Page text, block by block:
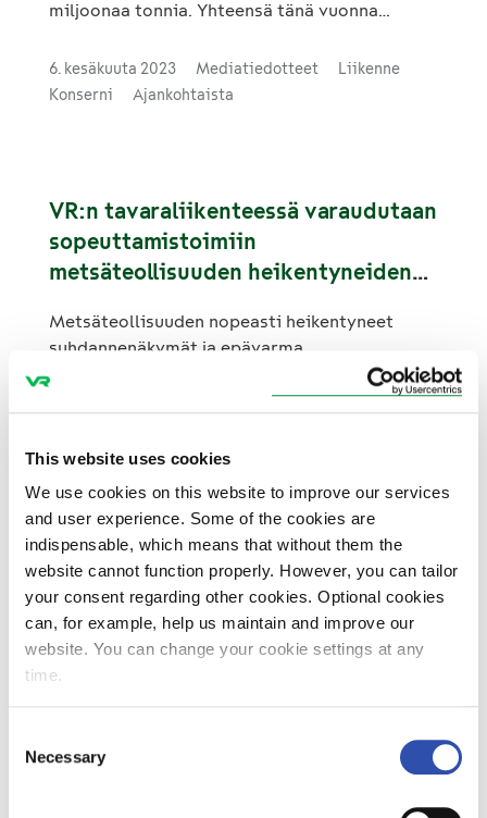
This website uses cookies
We use cookies on this website to improve our services
and user experience. Some of the cookies are
indispensable, which means that without them the
website cannot function properly. However, you can tailor
your consent regarding other cookies. Optional cookies
can, for example, help us maintain and improve our
website. You can change your cookie settings at any
time.
Selection
Necessary
miljoonaa tonnia. Yhteensä tänä vuonna
miljoonaa kotimaan kaukoliikenteen matkaa ja
tavaraa kuljetettu rautateitse 10,1 miljoonaa
6. kesäkuuta 2023 Mediatiedotteet
Liikenne
Konserni
Ajankohtaista
VR:n tavaraliikenteessä varaudutaan
sopeuttamistoimiin
metsäteollisuuden heikentyneiden
Metsäteollisuuden nopeasti heikentyneet
suhdannenäkymät ja epävarma
markkinatilanne vaikuttavat negatiivisesti
VR:n tavaraliikenteen volyymeihin. Tilanteen
sopeuttamistarvetta koskevat
24. toukokuuta 2023 Mediatiedotteet
Ajankohtaista
Huhtikuussa tavaraa kuljetettiin
rautateitse 2,2 miljoonaa tonnia
Huhtikuussa kotimaan kaukoliikenteessä
miljoonaa tonnia. Yhteensä tänä vuonna
kotimaan kaukoliikenteen matkaa ja tavaraa